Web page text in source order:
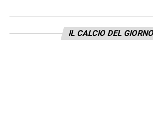
la sua intelligenza superiore.
IL CALCIO DEL